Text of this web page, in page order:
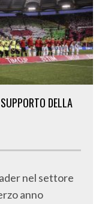
DELLA
nel settore
anno